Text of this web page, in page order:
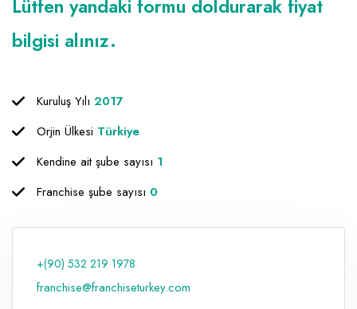
Lojistik - Kargo ve Kurye
Mali Kayıt ve Denetim
Mobilya Dekorasyon
Proje - İnşaat ve Tesisat
Raf ve Depo Sistemleri
Reklam - Tanıtım - PR ve İnternet
Seyahat - Rent A Car
Tabela - Dijital Baskı
Lütfen yandaki formu doldurarak fiyat
bilgisi alınız.
Kuruluş Yılı 2017
Orjin Ülkesi Türkiye
Kendine ait şube sayısı 1
Franchise şube sayısı 0
+(90) 532 219 1978
franchise@franchiseturkey.com